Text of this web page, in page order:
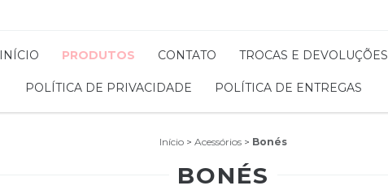
INÍCIO PRODUTOS CONTATO TROCAS E DEVOLUÇÕES
POLÍTICA DE PRIVACIDADE POLÍTICA DE ENTREGAS
Início > Acessórios > Bonés
BONÉS